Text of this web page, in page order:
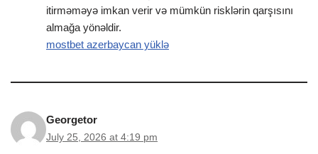
itirməməyə imkan verir və mümkün risklərin qarşısını
almağa yönəldir.
mostbet azerbaycan yüklə
Georgetor
July 25, 2026 at 4:19 pm